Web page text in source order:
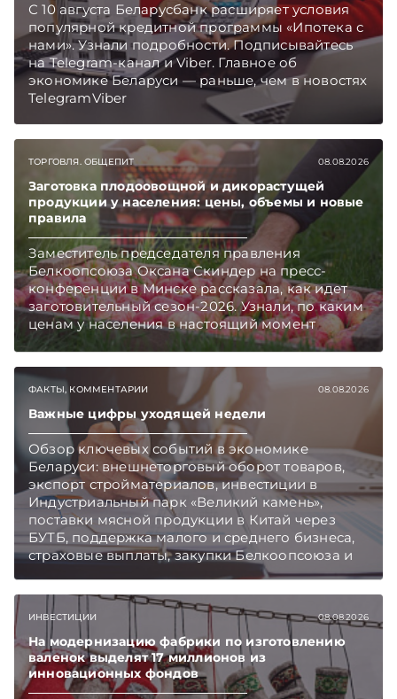
С 10 августа Беларусбанк расширяет условия
популярной кредитной программы «Ипотека с
нами». Узнали подробности. Подписывайтесь
на Telegram‑канал и Viber. Главное об
экономике Беларуси — раньше, чем в новостях
TelegramViber
ТОРГОВЛЯ. ОБЩЕПИТ 08.08.2026
Заготовка плодоовощной и дикорастущей
продукции у населения: цены, объемы и новые
правила
Заместитель председателя правления
Белкоопсоюза Оксана Скиндер на пресс-
конференции в Минске рассказала, как идет
заготовительный сезон-2026. Узнали, по каким
ценам у населения в настоящий момент
закупают продукцию, сколько
как изменились правила игры в текущем году.
Подписывайтесь на Telegram‑канал и Viber.
Главное об экономике Беларуси — раньше,
чем в новостях TelegramViber
ФАКТЫ, КОММЕНТАРИИ 08.08.2026
Важные цифры уходящей недели
Обзор ключевых событий в экономике
Беларуси: внешнеторговый оборот товаров,
экспорт стройматериалов, инвестиции в
Индустриальный парк «Великий камень»,
поставки мясной продукции в Китай через
БУТБ, поддержка малого и среднего бизнеса,
страховые выплаты, закупки Белкоопсоюза и
рост продаж новых автомобилей.
Подписывайтесь на Telegram‑канал и Viber.
Главное об экономике Беларуси — раньше,
чем в новостях TelegramViber
ИНВЕСТИЦИИ 08.08.2026
На модернизацию фабрики по изготовлению
валенок выделят 17 миллионов из
инновационных фондов